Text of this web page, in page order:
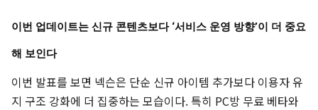
이번 업데이트는 신규 콘텐츠보다 ‘서비스 운영 방향’이 더 중요
해 보인다
이번 발표를 보면 넥슨은 단순 신규 아이템 추가보다 이용자 유
지 구조 강화에 더 집중하는 모습이다. 특히 PC방 무료 베타와